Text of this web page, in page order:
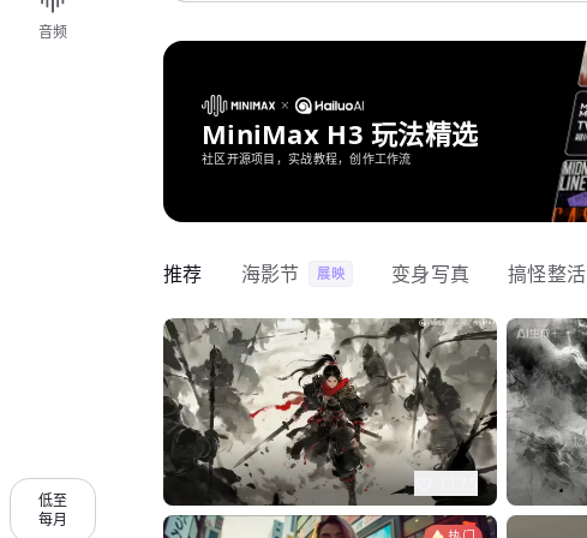
音频
低至
每月
MiniMax H3 玩法精选
社区开源项目，实战教程，创作工作流
推荐 海影节 展映 变身写真 搞怪整活